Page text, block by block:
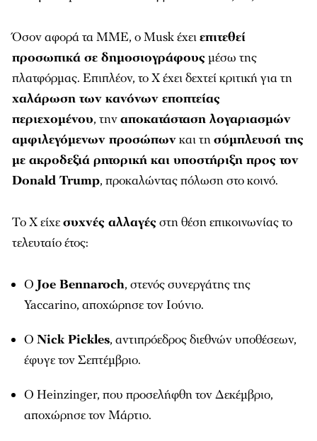
Όσον αφορά τα ΜΜΕ, ο Musk έχειεπιτεθεί
προσωπικά σε δημοσιογράφουςμέσω της
πλατφόρμας. Επιπλέον, το X έχει δεχτεί κριτική για τη
χαλάρωση των κανόνων εποπτείας
περιεχομένου, τηναποκατάσταση λογαριασμών
αμφιλεγόμενων προσώπωνκαι τησύμπλευσή της
με ακροδεξιά ρητορική και υποστήριξη προς τον
Donald Trump, προκαλώντας πόλωση στο κοινό.
Το X είχεσυχνές αλλαγέςστη θέση επικοινωνίας το
τελευταίο έτος:
Ο Joe Bennaroch, στενός συνεργάτης της
Yaccarino, αποχώρησε τον Ιούνιο.
Ο Nick Pickles, αντιπρόεδρος διεθνών υποθέσεων,
έφυγε τον Σεπτέμβριο.
Ο Heinzinger, που προσελήφθη τον Δεκέμβριο,
αποχώρησε τον Μάρτιο.